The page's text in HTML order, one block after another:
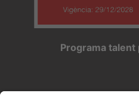
Programa